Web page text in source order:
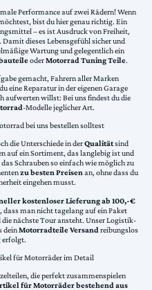
Performance auf zwei Rädern! Wenn
bist du hier genau richtig. Ein
– es ist Ausdruck von Freiheit,
dieses Lebensgefühl sicher und
Wartung und gelegentlich ein
oderMotorrad Tuning Teile.
gemacht, Fahrern aller Marken
eine Reparatur in der eigenen Garage
aufwerten willst: Bei uns findest du die
-Modelle jeglicher Art.
bei uns bestellen solltest
die Unterschiede in derQualitätsind
auf ein Sortiment, das langlebig ist und
Schrauben so einfach wie möglich zu
zu besten Preisenan, ohne dass du
eingehen musst.
kostenloser Lieferung ab 100,-€
dass man nicht tagelang auf ein Paket
nächste Tour ansteht. Unser Logistik-
deinMotorradteile Versand reibungslos
erfolgt.
für Motorräder im Detail
die perfekt zusammenspielen
für Motorräder bestehend aus